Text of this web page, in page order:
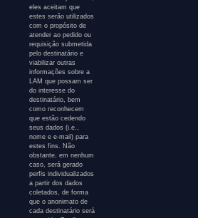
eles aceitam que
estes serão utilizados
com o propósito de
atender ao pedido ou
requisição submetida
pelo destinatário e
viabilizar outras
informações sobre a
LAM que possam ser
do interesse do
destinatário, bem
como reconhecem
que estão cedendo
seus dados (i.e.,
nome e e-mail) para
estes fins. Não
obstante, em nenhum
caso, será gerado
perfis individualizados
a partir dos dados
coletados, de forma
que o anonimato de
cada destinatário será